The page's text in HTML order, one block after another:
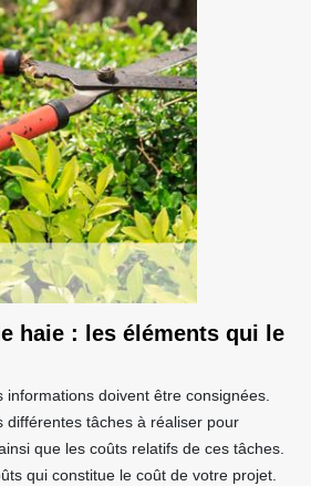
haie : les éléments qui le
informations doivent être consignées.
différentes tâches à réaliser pour
que les coûts relatifs de ces tâches.
qui constitue le coût de votre projet.